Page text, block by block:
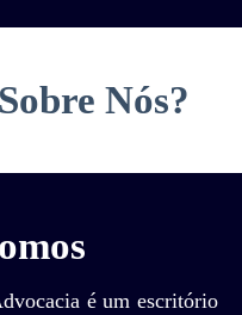
Nós?
é um escritório